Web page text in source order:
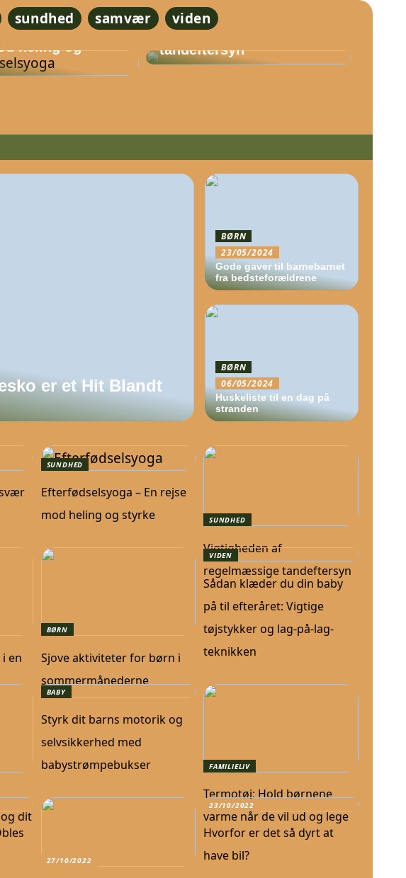
sundhed samvær viden
– En
heling og
Vigtigheden af
tandeftersyn
er et Hit Blandt
BØRN
23/05/2024
Gode gaver til barnebarnet
fra bedsteforældrene
BØRN
06/05/2024
Huskeliste til en dag på
stranden
SUNDHED
Efterfødselsyoga – En rejse
mod heling og styrke
SUNDHED
Vigtigheden af
regelmæssige tandeftersyn
en
BØRN
Sjove aktiviteter for børn i
sommermånederne
VIDEN
Sådan klæder du din baby
på til efteråret: Vigtige
tøjstykker og lag-på-lag-
teknikken
dit
BABY
Styrk dit barns motorik og
selvsikkerhed med
babystrømpebukser
FAMILIELIV
Termotøj: Hold børnene
varme når de vil ud og lege
27/10/2022
23/10/2022
Hvorfor er det så dyrt at
have bil?